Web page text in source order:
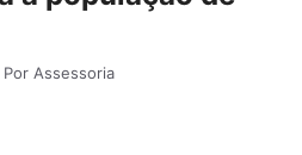
Por Assessoria